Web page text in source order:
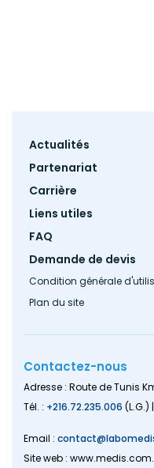
Footer
Actualités
Partenariat
Carrière
Liens utiles
FAQ
Demande de devis
Condition générale
Plan du site
Contactez-nous
Adresse : Route de Tunis
Tél. : +216.72.235.006 (L.G.)
Email :
Site web :